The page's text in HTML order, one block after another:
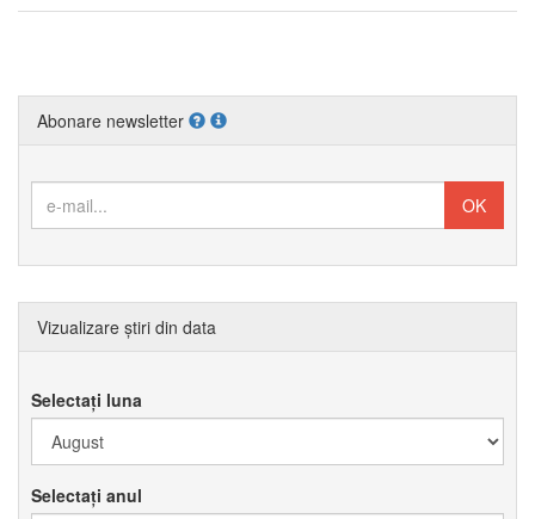
Abonare newsletter
Vizualizare știri din data
Selectați luna
Selectați anul